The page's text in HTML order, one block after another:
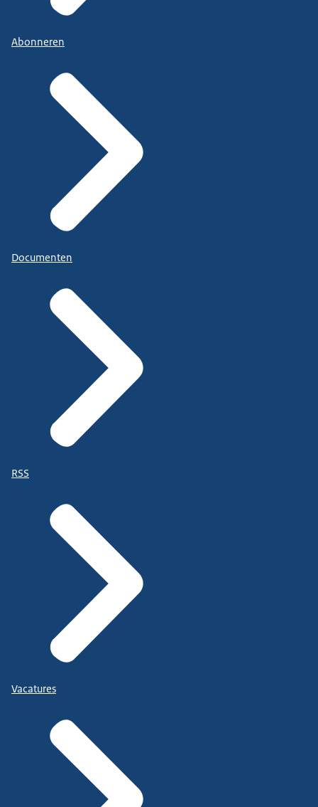
Abonneren
Documenten
RSS
Vacatures